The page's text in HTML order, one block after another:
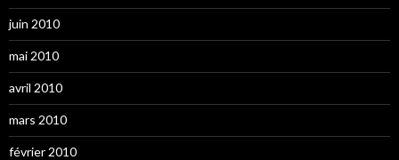
juin 2010
mai 2010
avril 2010
mars 2010
février 2010